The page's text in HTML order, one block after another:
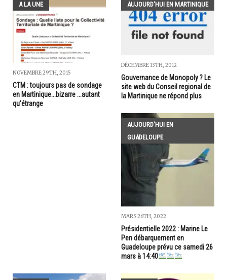
A LA UNE
NOVEMBRE 29TH, 2015
CTM : toujours pas de sondage
en Martinique...bizarre ...autant
qu'étrange
AUJOURD'HUI EN MARTINIQUE
DÉCEMBRE 13TH, 2012
Gouvernance de Monopoly ? Le
site web du Conseil regional de
la Martinique ne répond plus
AUJOURD'HUI EN
GUADELOUPE
MARS 26TH, 2022
Présidentielle 2022 : Marine Le
Pen débarquement en
Guadeloupe prévu ce samedi 26
mars à 14:40